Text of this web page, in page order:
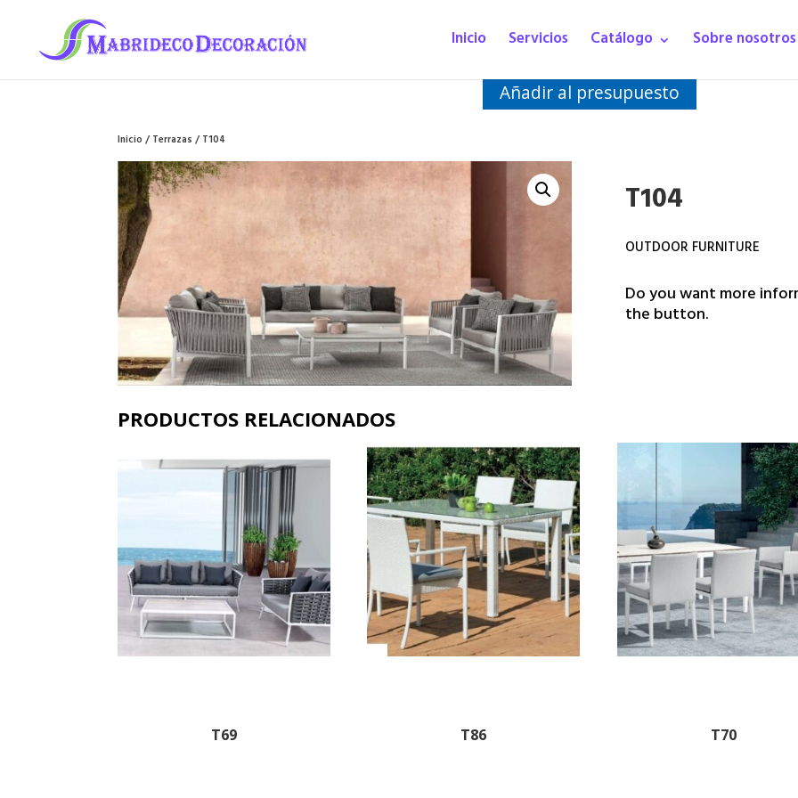
Inicio Servicios Catálogo Sobre nosotros
Añadir al presupuesto
Inicio/Terrazas/ T104
T104
OUTDOOR FURNITURE
Do you want more
the button.
PRODUCTOS RELACIONADOS
T69 T86 T70